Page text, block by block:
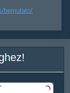
bemutato/